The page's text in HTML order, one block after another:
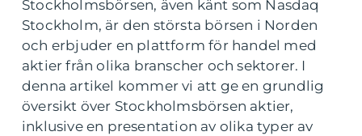
Stockholmsbörsen, även känt som Nasdaq
Stockholm, är den största börsen i Norden
och erbjuder en plattform för handel med
aktier från olika branscher och sektorer. I
denna artikel kommer vi att ge en grundlig
översikt över Stockholmsbörsen aktier,
inklusive en presentation av olika typer av